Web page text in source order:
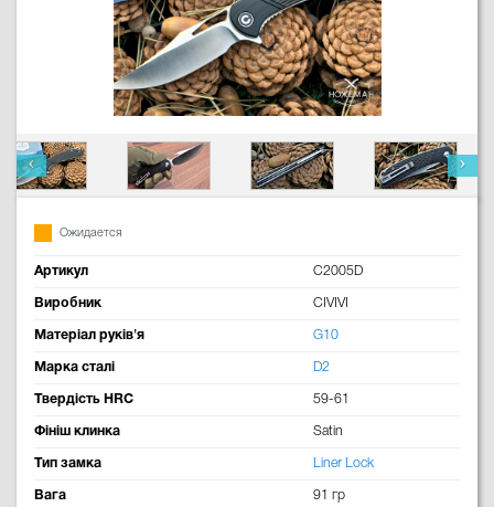
Ожидается
Артикул C2005D
Виробник CIVIVI
Матеріал руків'я G10
Марка сталі D2
Твердість HRC 59-61
Фініш клинка Satin
Тип замка Liner Lock
Вага 91 гр